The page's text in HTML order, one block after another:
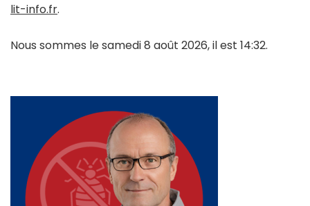
lit-info.fr.
Nous sommes le samedi 8 août 2026, il est 14:32.